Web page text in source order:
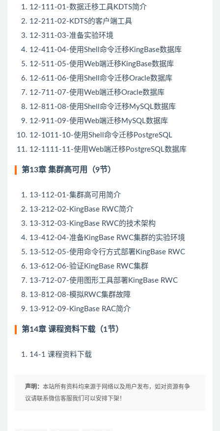
12-111-01-数据迁移工具KDTS简介
12-211-02-KDTS的客户端工具
12-311-03-准备实验环境
12-411-04-使用Shell命令迁移KingBase数据库
12-511-05-使用Web端迁移KingBase数据库
12-611-06-使用Shell命令迁移Oracle数据库
12-711-07-使用Web端迁移Oracle数据库
12-811-08-使用Shell命令迁移MySQL数据库
12-911-09-使用Web端迁移MySQL数据库
12-1011-10-使用Shell命令迁移PostgreSQL
12-1111-11-使用Web端迁移PostgreSQL数据库
第13章 集群高可用（9节）
13-112-01-集群高可用简介
13-212-02-KingBase RWC简介
13-312-03-KingBase RWC的技术架构
13-412-04-准备KingBase RWC集群的实验环境
13-512-05-使用命令行方式部署KingBase RWC
13-612-06-验证KingBase RWC集群
13-712-07-使用图形工具部署KingBase RWC
13-812-08-模拟RWC集群故障
13-912-09-KingBase RAC简介
第14章 课程资料下载（1节）
14-1 课程资料下载
声明： 本站所有资料均来源于网络以及用户发布，如对资源有争
议请联系微信客服我们可以安排下架！